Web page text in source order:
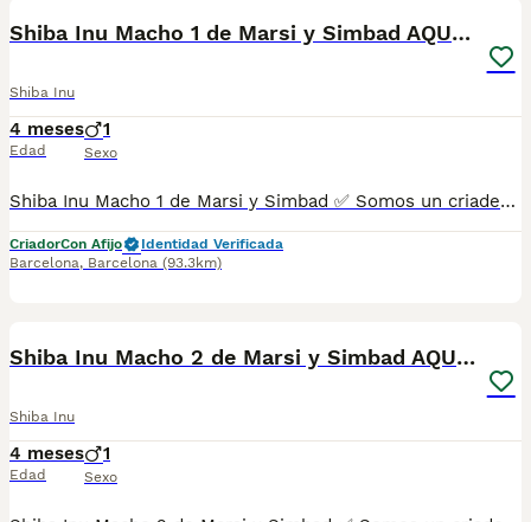
Shiba Inu Macho 1 de Marsi y Simbad AQUANATURA
Shiba Inu
4 meses
Edad
1
Sexo
Shiba Inu Macho 1 de Marsi y Simbad ✅ Somos un criadero autorizado y certificado por la Generalitat de Catalunya bajo el número de Núcleo Zoológico G25/00314. PARA MÁS INFORMACIÓN: ☎️ 933095977 📱 685878504 / 674320847 💻 Más fotos y vídeos en nuestra web www.aquanatura.es 🚙 Hacemos envíos 📌 Calle Roger de Flor 45, muy cerca del Arc de Triomf de Barcelona, de Lunes a Sábados. Se entregan con sus vacunas, desparasitados interna y externamente, con microchip y su registro, cartilla sanitaria y contrato de garantías, documentación legal y factura. AQUANATURA
CriadorCon Afijo
Identidad Verificada
Barcelona, Barcelona (93.3km)
Shiba Inu Macho 2 de Marsi y Simbad AQUANATURA
Shiba Inu
4 meses
Edad
1
Sexo